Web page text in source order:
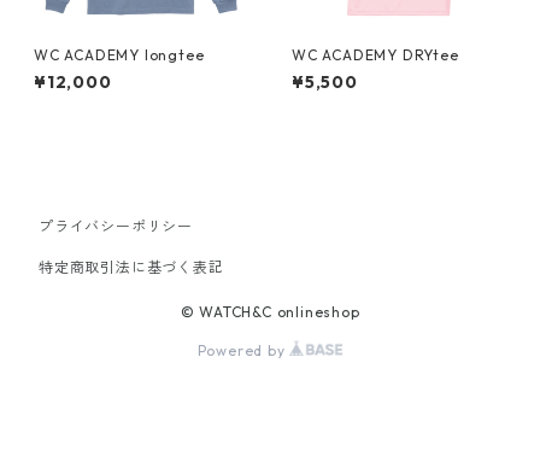
WC ACADEMY longtee
¥12,000
WC ACADEMY DRYtee
¥5,500
プライバシーポリシー
特定商取引法に基づく表記
© WATCH&C onlineshop
Powered by